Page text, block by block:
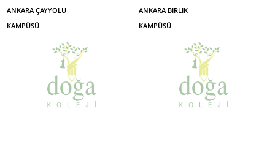
ANKARA ÇAYYOLU
KAMPÜSÜ
ANKARA BİRLİK
KAMPÜSÜ